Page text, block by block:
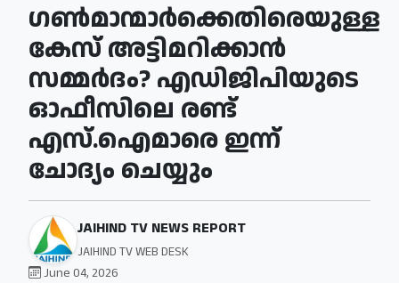
ഗണ്‍മാന്മാര്‍ക്കെതിരെയുള്ള
കേസ് അട്ടിമറിക്കാന്‍
സമ്മര്‍ദം? എഡിജിപിയുടെ
ഓഫീസിലെ രണ്ട്
എസ്.ഐമാരെ ഇന്ന്
ചോദ്യം ചെയ്യും
JAIHIND TV NEWS REPORT
JAIHIND TV WEB DESK
June 04, 2026